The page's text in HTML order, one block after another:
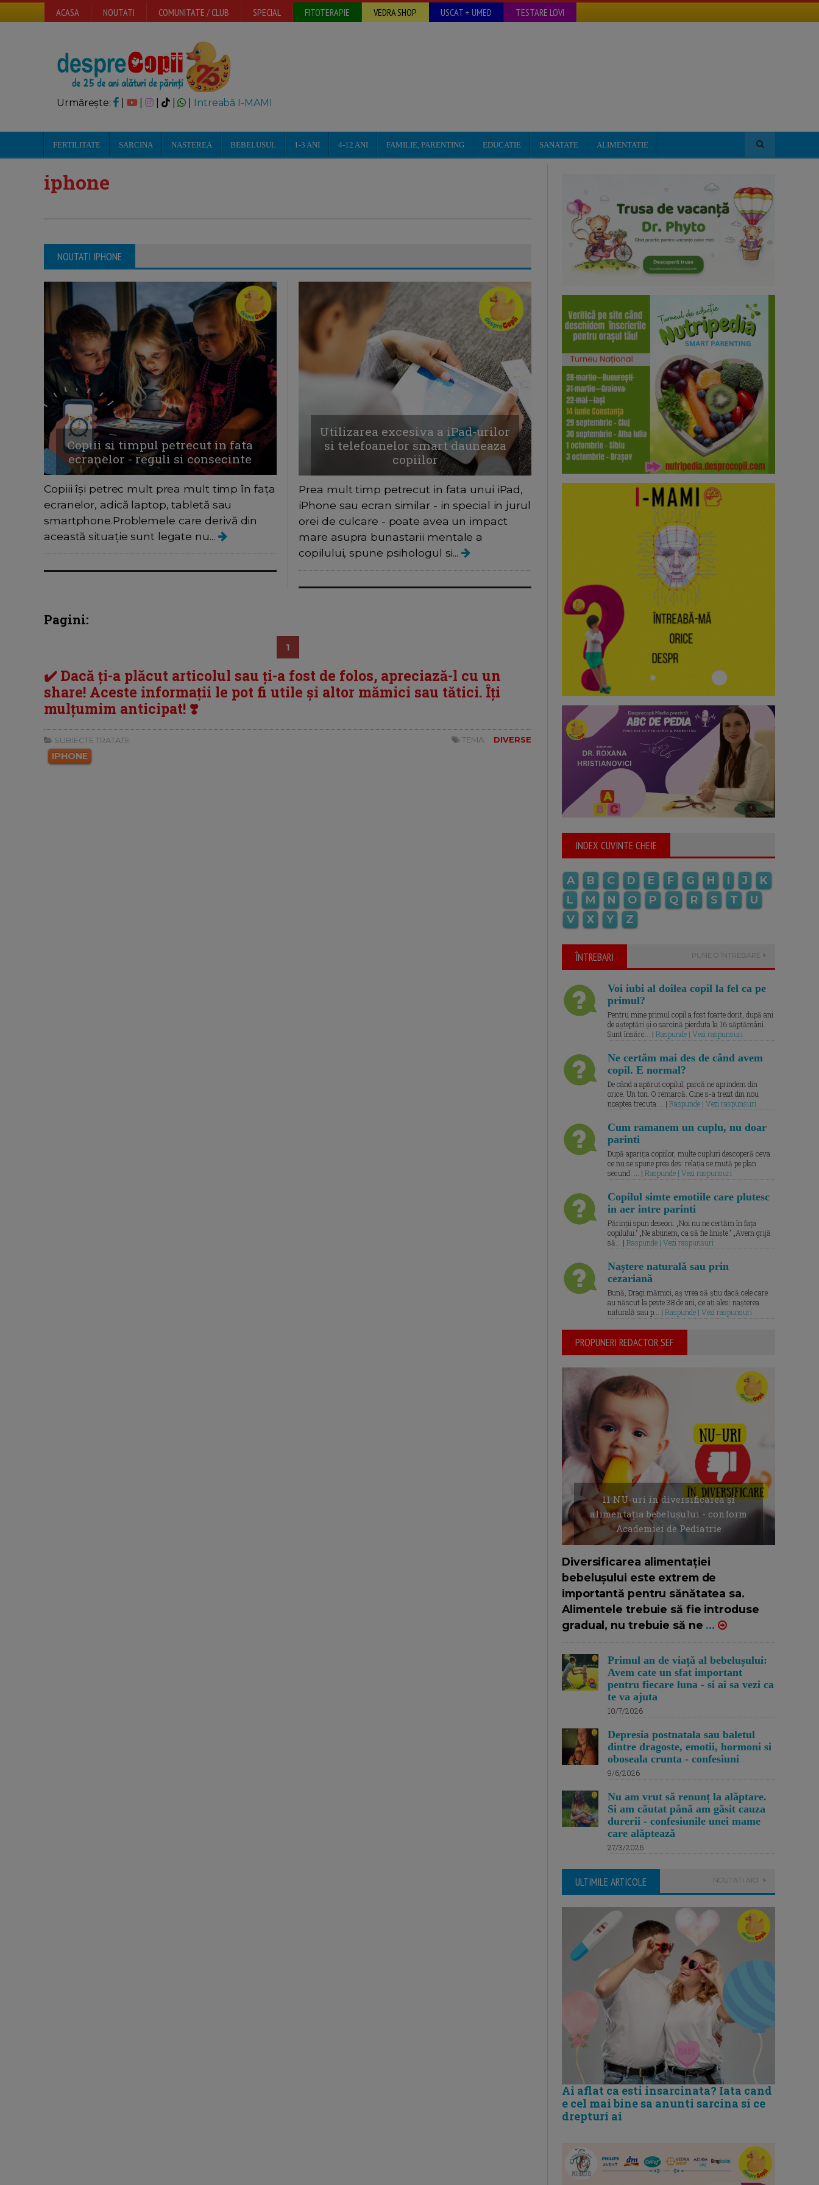
ACASA NOUTATI COMUNITATE / CLUB SPECIAL FITOTERAPIE VEDRA SHOP USCAT + UMED TESTARE LOVI
Urmărește: | | Intreabă I-MAMI
FERTILITATE SARCINA NASTEREA BEBELUSUL 1-3 ANI 4-12 ANI FAMILIE, PARENTING EDUCATIE SANATATE ALIMENTATIE
iphone
NOUTATI IPHONE
Copiii si timpul petrecut in fata
ecranelor - reguli si consecinte
Copiii își petrec mult prea mult timp în fața
ecranelor, adică laptop, tabletă sau
smartphone.Problemele care derivă din
această situație sunt legate nu...
Utilizarea excesiva a iPad-urilor
si telefoanelor smart dauneaza
copiilor
Prea mult timp petrecut in fata unui iPad,
iPhone sau ecran similar - in special in jurul
orei de culcare - poate avea un impact
mare asupra bunastarii mentale a
copilului, spune psihologul si...
Pagini:
1
✔️ Dacă ți-a plăcut articolul sau ți-a fost de folos, apreciază-l cu un
share! Aceste informații le pot fi utile și altor mămici sau tătici. Îți
mulțumim anticipat! ❣️
SUBIECTE TRATATE:
IPHONE
TEMA: DIVERSE
INDEX CUVINTE CHEIE
A B C D E F G H I J
K
L
M N O P Q R S T
U
V
X Y Z
ÎNTREBARI PUNE O ÎNTREBARE
Voi iubi al doilea copil la fel ca pe
primul?
Pentru mine primul copil a fost foarte dorit, după ani
de așteptări și o sarcină pierduta la 16 săptămâni.
Sunt însărc... | Raspunde | Vezi raspunsuri
Ne certăm mai des de când avem
copil. E normal?
De când a apărut copilul, parcă ne aprindem din
orice. Un ton. O remarcă. Cine s-a trezit din nou
noaptea trecuta.... | Raspunde | Vezi raspunsuri
Cum ramanem un cuplu, nu doar
parinti
După apariția copiilor, multe cupluri descoperă ceva
ce nu se spune prea des: relația se mută pe plan
secund. ... | Raspunde | Vezi raspunsuri
Copilul simte emotiile care plutesc
in aer intre parinti
Părinții spun deseori: „Noi nu ne certăm în fața
copilului.” „Ne abținem, ca să fie liniște.” „Avem grijă
să... | Raspunde | Vezi raspunsuri
Naștere naturală sau prin
cezariană
Bună, Dragi mămici, aș vrea să știu dacă cele care
au născut la peste 38 de ani, ce ați ales: nașterea
naturală sau p... | Raspunde | Vezi raspunsuri
PROPUNERI REDACTOR SEF
11 NU-uri in diversificarea și
alimentația bebelușului - conform
Academiei de Pediatrie
Diversificarea alimentației
bebelușului este extrem de
importantă pentru sănătatea sa.
Alimentele trebuie să fie introduse
gradual, nu trebuie să ne ...
Primul an de viață al bebelușului:
Avem cate un sfat important
pentru fiecare luna - si ai sa vezi ca
te va ajuta
10/7/2026
Depresia postnatala sau baletul
dintre dragoste, emotii, hormoni si
oboseala crunta - confesiuni
9/6/2026
Nu am vrut să renunț la alăptare.
Si am căutat până am găsit cauza
durerii - confesiunile unei mame
care alăptează
27/3/2026
ULTIMILE ARTICOLE NOUTATI AICI
Ai aflat ca esti insarcinata? Iata cand
e cel mai bine sa anunti sarcina si ce
drepturi ai